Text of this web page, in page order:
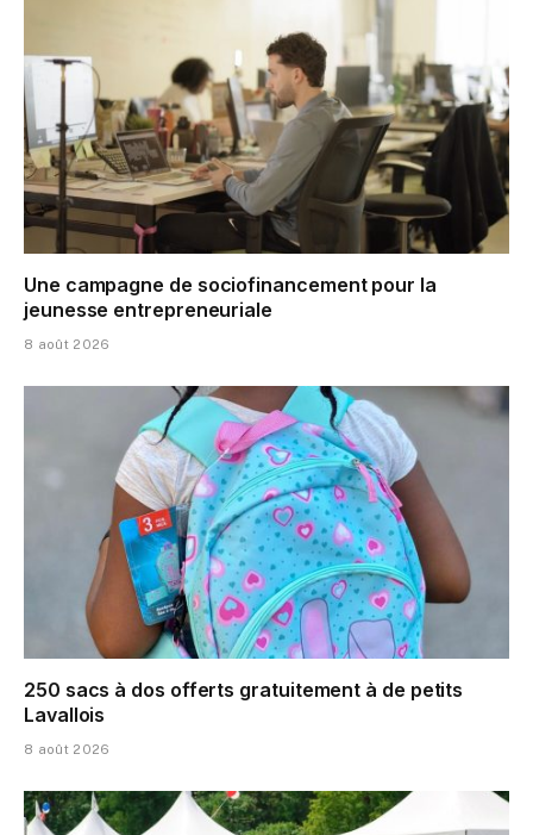
Une campagne de sociofinancement pour la
jeunesse entrepreneuriale
8 août 2026
250 sacs à dos offerts gratuitement à de petits
Lavallois
8 août 2026